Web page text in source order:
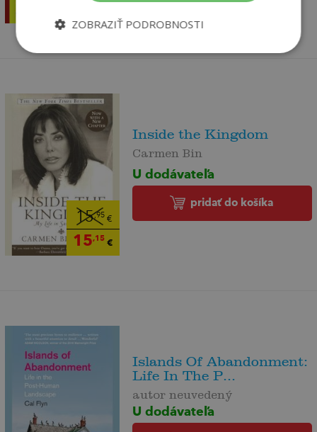
15,95€
15,15€
Inside the Kingdom
Carmen Bin
U dodávateľa
pridať do košíka
Islands Of Abandonment:
Life In The P...
autor neuvedený
U dodávateľa
ZOBRAZIŤ PODROBNOSTI